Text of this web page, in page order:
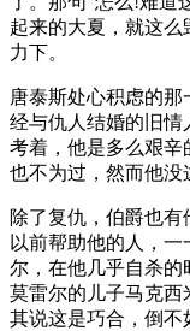
起来的大夏，就这么
力下。
唐泰斯处心积虑的
经与仇人结婚的旧情
考着，他是多么艰辛
也不为过，然而他没
除了复仇，伯爵也
以前帮助他的人，
尔，在他几乎自杀的
莫雷尔的儿子马克西
其说这是巧合，倒不